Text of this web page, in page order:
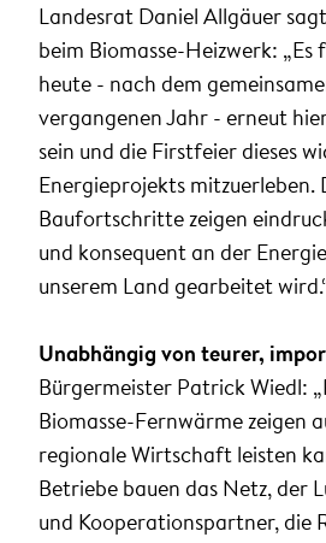
Landesrat Daniel Allgäuer
beim Biomasse-Heizwerk: „Es
heute - nach dem
vergangenen Jahr - erneut
sein und die Firstfeier dieses
Energieprojekts mitzuerleben.
Baufortschritte zeigen
und konsequent an der
unserem Land gearbeitet
Unabhängig von teurer,
Bürgermeister Patrick Wiedl:
Biomasse-Fernwärme zeigen
regionale Wirtschaft leisten
Betriebe bauen das Netz, der
und Kooperationspartner, die